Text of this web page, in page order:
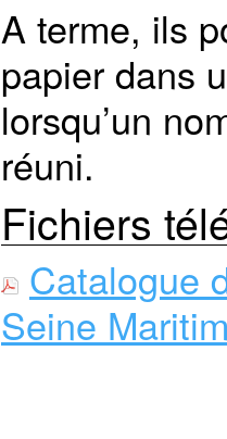
A terme, ils
papier dans
lorsqu’un
réuni.
Fichiers
Catalogue
Seine